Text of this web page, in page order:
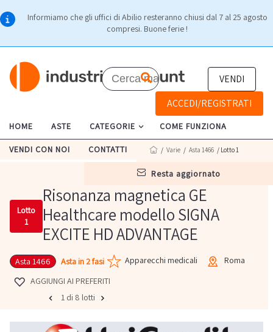
Informiamo che gli uffici di Abilio resteranno chiusi dal 7 al 25 agosto
compresi. Buone ferie !
VENDI
ACCEDI/REGISTRATI
HOME ASTE CATEGORIE COME FUNZIONA
VENDI CON NOI CONTATTI
resta aggiornato
/ Varie / Asta 1466 / Lotto 1
Lotto
1
Risonanza magnetica GE
Healthcare modello SIGNA
EXCITE HD ADVANTAGE
Asta 1466 Asta in 2 fasi Apparecchi medicali
Roma
AGGIUNGI AI PREFERITI
1 di 8 lotti